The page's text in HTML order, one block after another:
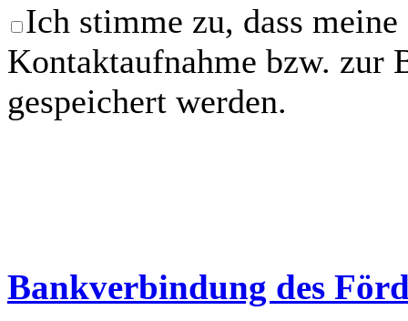
Ich stimme zu, dass
Kontaktaufnahme bzw. zur
gespeichert werden.
Bankverbindung des